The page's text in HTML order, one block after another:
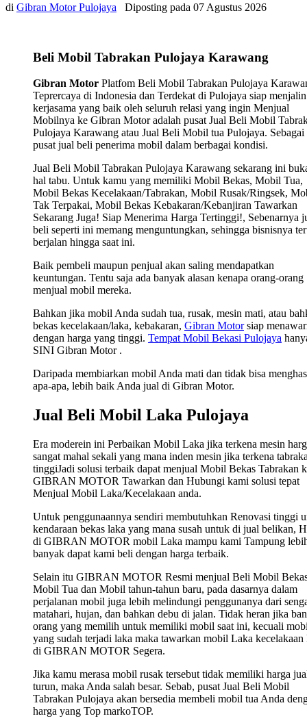
di Gibran Motor Pulojaya Diposting pada 07 Agustus 2026
Beli Mobil Tabrakan Pulojaya Karawang
Gibran Motor Platfom Beli Mobil Tabrakan Pulojaya
Teprercaya di Indonesia dan Terdekat di Pulojaya siap menjalin
kerjasama yang baik oleh seluruh relasi yang ingin Menjual
Mobilnya ke Gibran Motor adalah pusat Jual Beli Mobil
Pulojaya Karawang atau Jual Beli Mobil tua Pulojaya. Sebagai
pusat jual beli penerima mobil dalam berbagai kondisi.
Jual Beli Mobil Tabrakan Pulojaya Karawang sekarang ini
hal tabu. Untuk kamu yang memiliki Mobil Bekas, Mobil Tua,
Mobil Bekas Kecelakaan/Tabrakan, Mobil Rusak/Ringsek,
Tak Terpakai, Mobil Bekas Kebakaran/Kebanjiran Tawarkan
Sekarang Juga! Siap Menerima Harga Tertinggi!, Sebenarnya
beli seperti ini memang menguntungkan, sehingga bisnisnya
berjalan hingga saat ini.
Baik pembeli maupun penjual akan saling mendapatkan
keuntungan. Tentu saja ada banyak alasan kenapa orang-orang
menjual mobil mereka.
Bahkan jika mobil Anda sudah tua, rusak, mesin mati, atau
bekas kecelakaan/laka, kebakaran, Gibran Motorsiap
dengan harga yang tinggi. Tempat Mobil Bekasi Pulojaya
SINI Gibran Motor .
Daripada membiarkan mobil Anda mati dan tidak bisa
apa-apa, lebih baik Anda jual di Gibran Motor.
Jual Beli Mobil Laka Pulojaya
Era moderein ini Perbaikan Mobil Laka jika terkena mesin
sangat mahal sekali yang mana inden mesin jika terkena
tinggiJadi solusi terbaik dapat menjual Mobil Bekas Tabrakan
GIBRAN MOTOR Tawarkan dan Hubungi kami solusi tepat
Menjual Mobil Laka/Kecelakaan anda.
Untuk penggunaannya sendiri membutuhkan Renovasi tinggi
kendaraan bekas laka yang mana susah untuk di jual belikan,
di GIBRAN MOTOR mobil Laka mampu kami Tampung
banyak dapat kami beli dengan harga terbaik.
Selain itu GIBRAN MOTOR Resmi menjual Beli Mobil
Mobil Tua dan Mobil tahun-tahun baru, pada dasarnya dalam
perjalanan mobil juga lebih melindungi penggunanya dari
matahari, hujan, dan bahkan debu di jalan. Tidak heran jika
orang yang memilih untuk memiliki mobil saat ini, kecuali
yang sudah terjadi laka maka tawarkan mobil Laka kecelakaan
di GIBRAN MOTOR Segera.
Jika kamu merasa mobil rusak tersebut tidak memiliki harga
turun, maka Anda salah besar. Sebab, pusat Jual Beli Mobil
Tabrakan Pulojaya akan bersedia membeli mobil tua Anda
harga yang Top markoTOP.